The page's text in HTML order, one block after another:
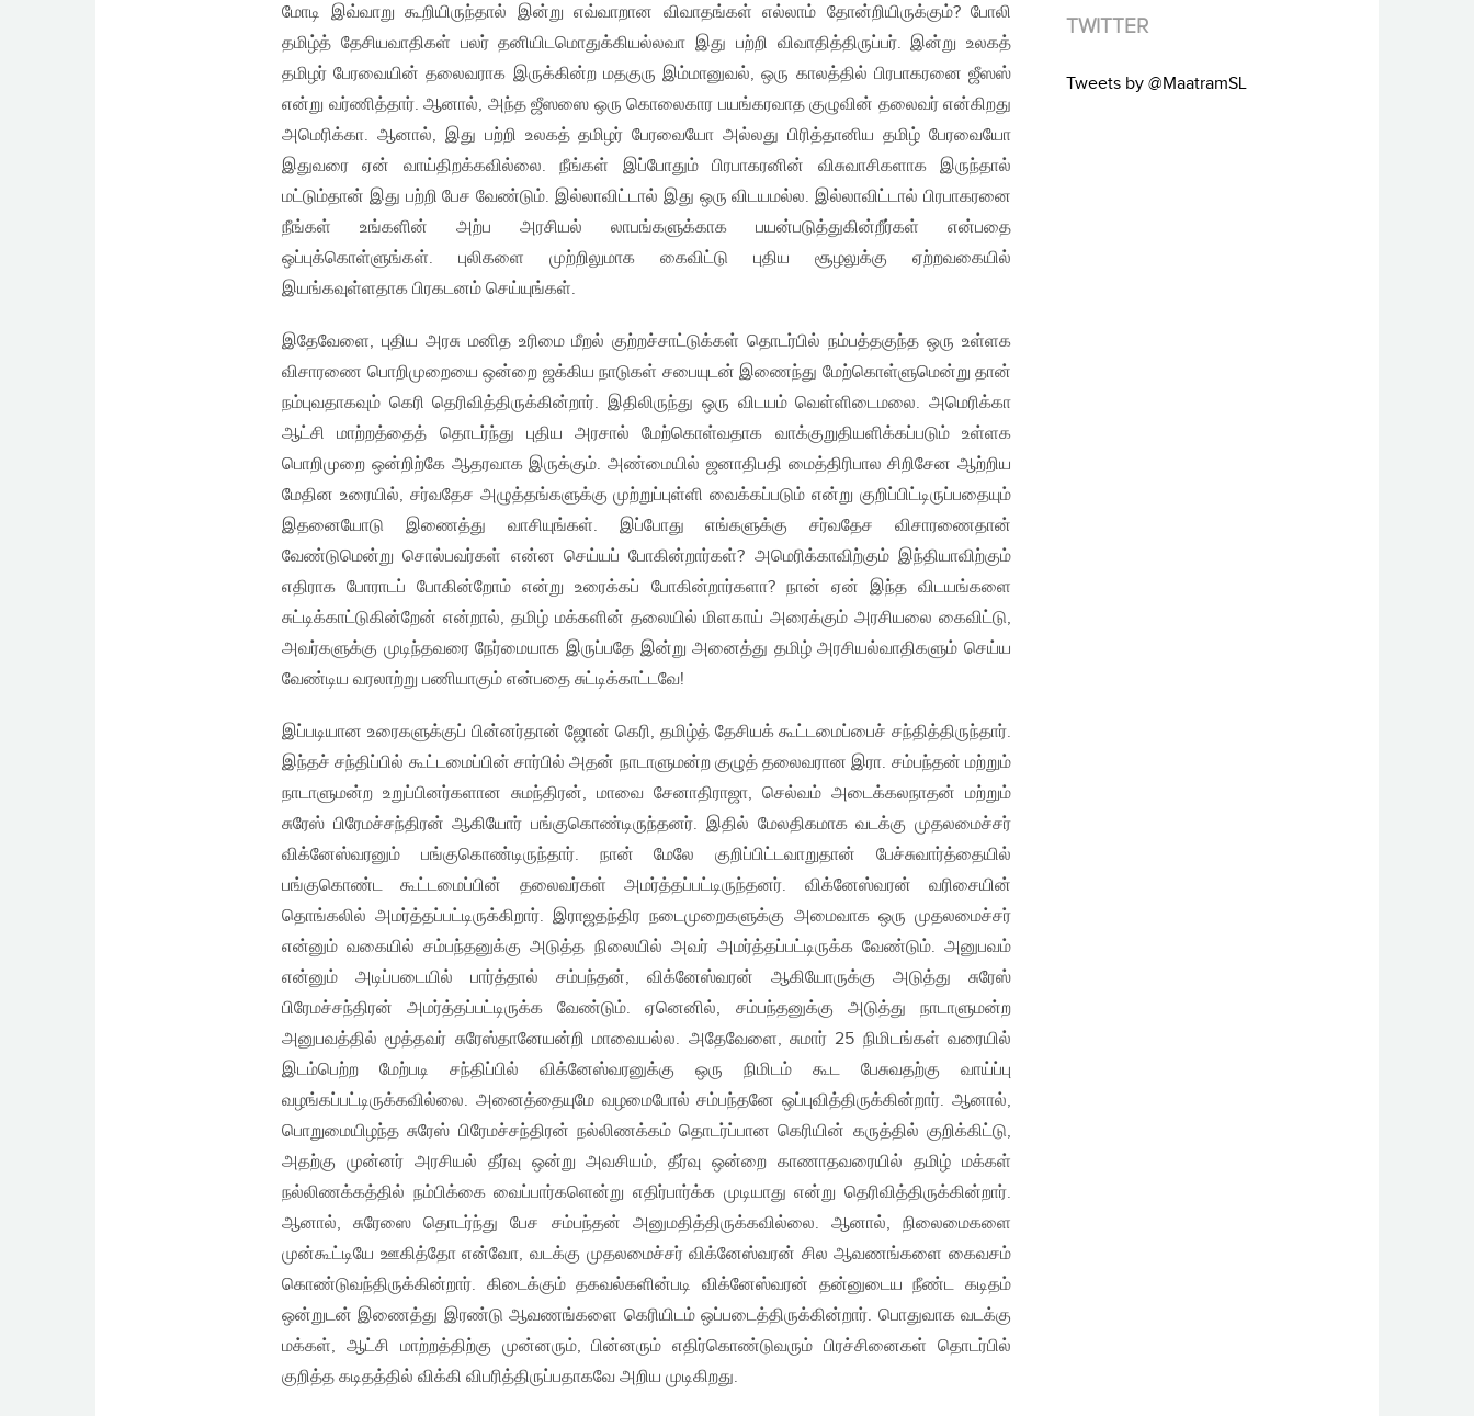
மோடி இவ்வாறு கூறியிருந்தால் இன்று எவ்வாறான விவாதங்கள் எல்லாம் தோன்றியிருக்கும்? போலி
தமிழ்த் தேசியவாதிகள் பலர் தனியிடமொதுக்கியல்லவா இது பற்றி விவாதித்திருப்பர். இன்று உலகத்
தமிழர் பேரவையின் தலைவராக இருக்கின்ற மதகுரு இம்மானுவல், ஒரு காலத்தில் பிரபாகரனை ஜீஸஸ்
என்று வர்ணித்தார். ஆனால், அந்த ஜீஸஸை ஒரு கொலைகார பயங்கரவாத குழுவின் தலைவர் என்கிறது
அமெரிக்கா. ஆனால், இது பற்றி உலகத் தமிழர் பேரவையோ அல்லது பிரித்தானிய தமிழ் பேரவையோ
இதுவரை ஏன் வாய்திறக்கவில்லை. நீங்கள் இப்போதும் பிரபாகரனின் விசுவாசிகளாக இருந்தால்
மட்டும்தான் இது பற்றி பேச வேண்டும். இல்லாவிட்டால் இது ஒரு விடயமல்ல. இல்லாவிட்டால் பிரபாகரனை
நீங்கள் உங்களின் அற்ப அரசியல் லாபங்களுக்காக பயன்படுத்துகின்றீர்கள் என்பதை
ஒப்புக்கொள்ளுங்கள். புலிகளை முற்றிலுமாக கைவிட்டு புதிய சூழலுக்கு ஏற்றவகையில்
இயங்கவுள்ளதாக பிரகடனம் செய்யுங்கள்.
இதேவேளை, புதிய அரசு மனித உரிமை மீறல் குற்றச்சாட்டுக்கள் தொடர்பில் நம்பத்தகுந்த ஒரு உள்ளக
விசாரணை பொறிமுறையை ஒன்றை ஜக்கிய நாடுகள் சபையுடன் இணைந்து மேற்கொள்ளுமென்று தான்
நம்புவதாகவும் கெரி தெரிவித்திருக்கின்றார். இதிலிருந்து ஒரு விடயம் வெள்ளிடைமலை. அமெரிக்கா
ஆட்சி மாற்றத்தைத் தொடர்ந்து புதிய அரசால் மேற்கொள்வதாக வாக்குறுதியளிக்கப்படும் உள்ளக
பொறிமுறை ஒன்றிற்கே ஆதரவாக இருக்கும். அண்மையில் ஜனாதிபதி மைத்திரிபால சிறிசேன ஆற்றிய
மேதின உரையில், சர்வதேச அழுத்தங்களுக்கு முற்றுப்புள்ளி வைக்கப்படும் என்று குறிப்பிட்டிருப்பதையும்
இதனையோடு இணைத்து வாசியுங்கள். இப்போது எங்களுக்கு சர்வதேச விசாரணைதான்
வேண்டுமென்று சொல்பவர்கள் என்ன செய்யப் போகின்றார்கள்? அமெரிக்காவிற்கும் இந்தியாவிற்கும்
எதிராக போராடப் போகின்றோம் என்று உரைக்கப் போகின்றார்களா? நான் ஏன் இந்த விடயங்களை
சுட்டிக்காட்டுகின்றேன் என்றால், தமிழ் மக்களின் தலையில் மிளகாய் அரைக்கும் அரசியலை கைவிட்டு,
அவர்களுக்கு முடிந்தவரை நேர்மையாக இருப்பதே இன்று அனைத்து தமிழ் அரசியல்வாதிகளும் செய்ய
வேண்டிய வரலாற்று பணியாகும் என்பதை சுட்டிக்காட்டவே!
இப்படியான உரைகளுக்குப் பின்னர்தான் ஜோன் கெரி, தமிழ்த் தேசியக் கூட்டமைப்பைச் சந்தித்திருந்தார்.
இந்தச் சந்திப்பில் கூட்டமைப்பின் சார்பில் அதன் நாடாளுமன்ற குழுத் தலைவரான இரா. சம்பந்தன் மற்றும்
நாடாளுமன்ற உறுப்பினர்களான சுமந்திரன், மாவை சேனாதிராஜா, செல்வம் அடைக்கலநாதன் மற்றும்
சுரேஸ் பிரேமச்சந்திரன் ஆகியோர் பங்குகொண்டிருந்தனர். இதில் மேலதிகமாக வடக்கு முதலமைச்சர்
விக்னேஸ்வரனும் பங்குகொண்டிருந்தார். நான் மேலே குறிப்பிட்டவாறுதான் பேச்சுவார்த்தையில்
பங்குகொண்ட கூட்டமைப்பின் தலைவர்கள் அமர்த்தப்பட்டிருந்தனர். விக்னேஸ்வரன் வரிசையின்
தொங்கலில் அமர்த்தப்பட்டிருக்கிறார். இராஜதந்திர நடைமுறைகளுக்கு அமைவாக ஒரு முதலமைச்சர்
என்னும் வகையில் சம்பந்தனுக்கு அடுத்த நிலையில் அவர் அமர்த்தப்பட்டிருக்க வேண்டும். அனுபவம்
என்னும் அடிப்படையில் பார்த்தால் சம்பந்தன், விக்னேஸ்வரன் ஆகியோருக்கு அடுத்து சுரேஸ்
பிரேமச்சந்திரன் அமர்த்தப்பட்டிருக்க வேண்டும். ஏனெனில், சம்பந்தனுக்கு அடுத்து நாடாளுமன்ற
அனுபவத்தில் மூத்தவர் சுரேஸ்தானேயன்றி மாவையல்ல. அதேவேளை, சுமார் 25 நிமிடங்கள் வரையில்
இடம்பெற்ற மேற்படி சந்திப்பில் விக்னேஸ்வரனுக்கு ஒரு நிமிடம் கூட பேசுவதற்கு வாய்ப்பு
வழங்கப்பட்டிருக்கவில்லை. அனைத்தையுமே வழமைபோல் சம்பந்தனே ஒப்புவித்திருக்கின்றார். ஆனால்,
பொறுமையிழந்த சுரேஸ் பிரேமச்சந்திரன் நல்லிணக்கம் தொடர்ப்பான கெரியின் கருத்தில் குறிக்கிட்டு,
அதற்கு முன்னர் அரசியல் தீர்வு ஒன்று அவசியம், தீர்வு ஒன்றை காணாதவரையில் தமிழ் மக்கள்
நல்லிணக்கத்தில் நம்பிக்கை வைப்பார்களென்று எதிர்பார்க்க முடியாது என்று தெரிவித்திருக்கின்றார்.
ஆனால், சுரேஸை தொடர்ந்து பேச சம்பந்தன் அனுமதித்திருக்கவில்லை. ஆனால், நிலைமைகளை
முன்கூட்டியே ஊகித்தோ என்வோ, வடக்கு முதலமைச்சர் விக்னேஸ்வரன் சில ஆவணங்களை கைவசம்
கொண்டுவந்திருக்கின்றார். கிடைக்கும் தகவல்களின்படி விக்னேஸ்வரன் தன்னுடைய நீண்ட கடிதம்
ஒன்றுடன் இணைத்து இரண்டு ஆவணங்களை கெரியிடம் ஒப்படைத்திருக்கின்றார். பொதுவாக வடக்கு
மக்கள், ஆட்சி மாற்றத்திற்கு முன்னரும், பின்னரும் எதிர்கொண்டுவரும் பிரச்சினைகள் தொடர்பில்
குறித்த கடிதத்தில் விக்கி விபரித்திருப்பதாகவே அறிய முடிகிறது.
TWITTER
Tweets by @MaatramSL